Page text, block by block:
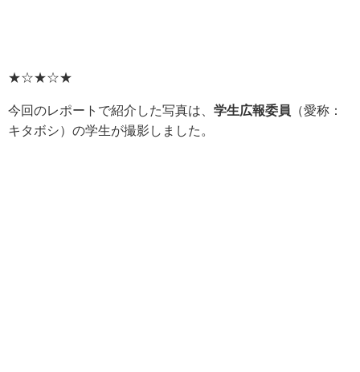
★☆★☆★
今回のレポートで紹介した写真は、 学生広報委員 （愛称：
キタボシ）の学生が撮影しました。